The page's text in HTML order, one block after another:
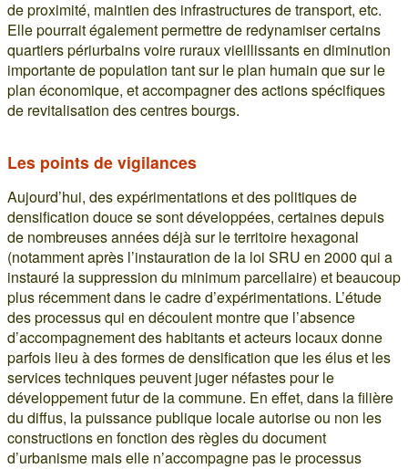
de proximité, maintien des infrastructures de transport, etc.
Elle pourrait également permettre de redynamiser certains
quartiers périurbains voire ruraux vieillissants en diminution
importante de population tant sur le plan humain que sur le
plan économique, et accompagner des actions spécifiques
de revitalisation des centres bourgs.
Les points de vigilances
Aujourd’hui, des expérimentations et des politiques de
densification douce se sont développées, certaines depuis
de nombreuses années déjà sur le territoire hexagonal
(notamment après l’instauration de la loi SRU en 2000 qui a
instauré la suppression du minimum parcellaire) et beaucoup
plus récemment dans le cadre d’expérimentations. L’étude
des processus qui en découlent montre que l’absence
d’accompagnement des habitants et acteurs locaux donne
parfois lieu à des formes de densification que les élus et les
services techniques peuvent juger néfastes pour le
développement futur de la commune. En effet, dans la filière
du diffus, la puissance publique locale autorise ou non les
constructions en fonction des règles du document
d’urbanisme mais elle n’accompagne pas le processus